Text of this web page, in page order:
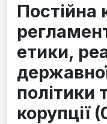
Постійна
етики,
політики
корупції